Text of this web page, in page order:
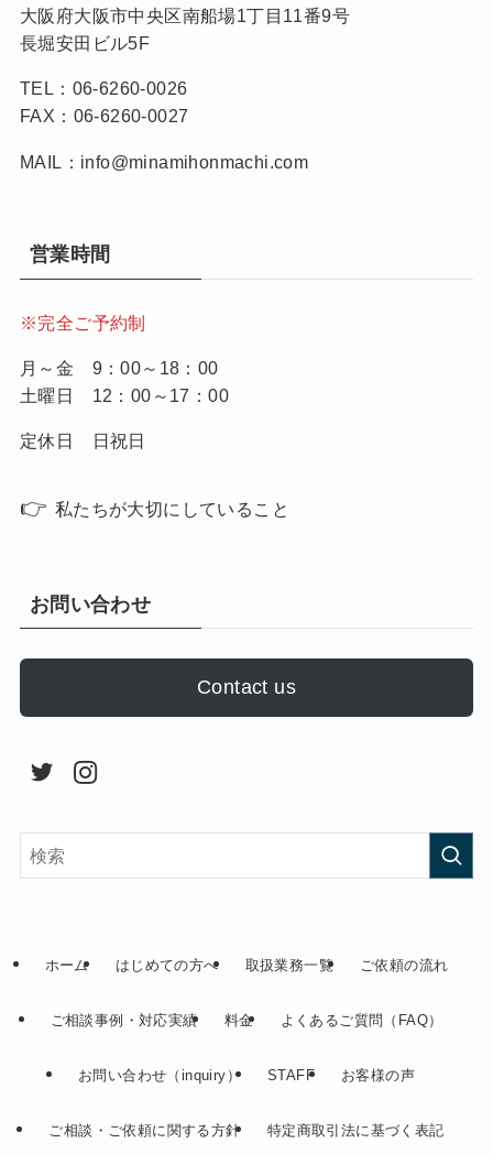
大阪府大阪市中央区南船場1丁目11番9号
長堀安田ビル5F
TEL：06-6260-0026
FAX：06-6260-0027
MAIL：info@minamihonmachi.com
営業時間
※完全ご予約制
月～金 9：00～18：00
土曜日 12：00～17：00
定休日 日祝日
👉 私たちが大切にしていること
お問い合わせ
Contact us
ホーム はじめての方へ 取扱業務一覧 ご依頼の流れ
ご相談事例・対応実績 料金 よくあるご質問（FAQ）
お問い合わせ（inquiry） STAFF お客様の声
ご相談・ご依頼に関する方針 特定商取引法に基づく表記